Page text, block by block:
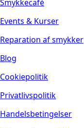
Smykkecafé
Events & Kurser
Reparation af smykker
Blog
Cookiepolitik
Privatlivspolitik
Handelsbetingelser